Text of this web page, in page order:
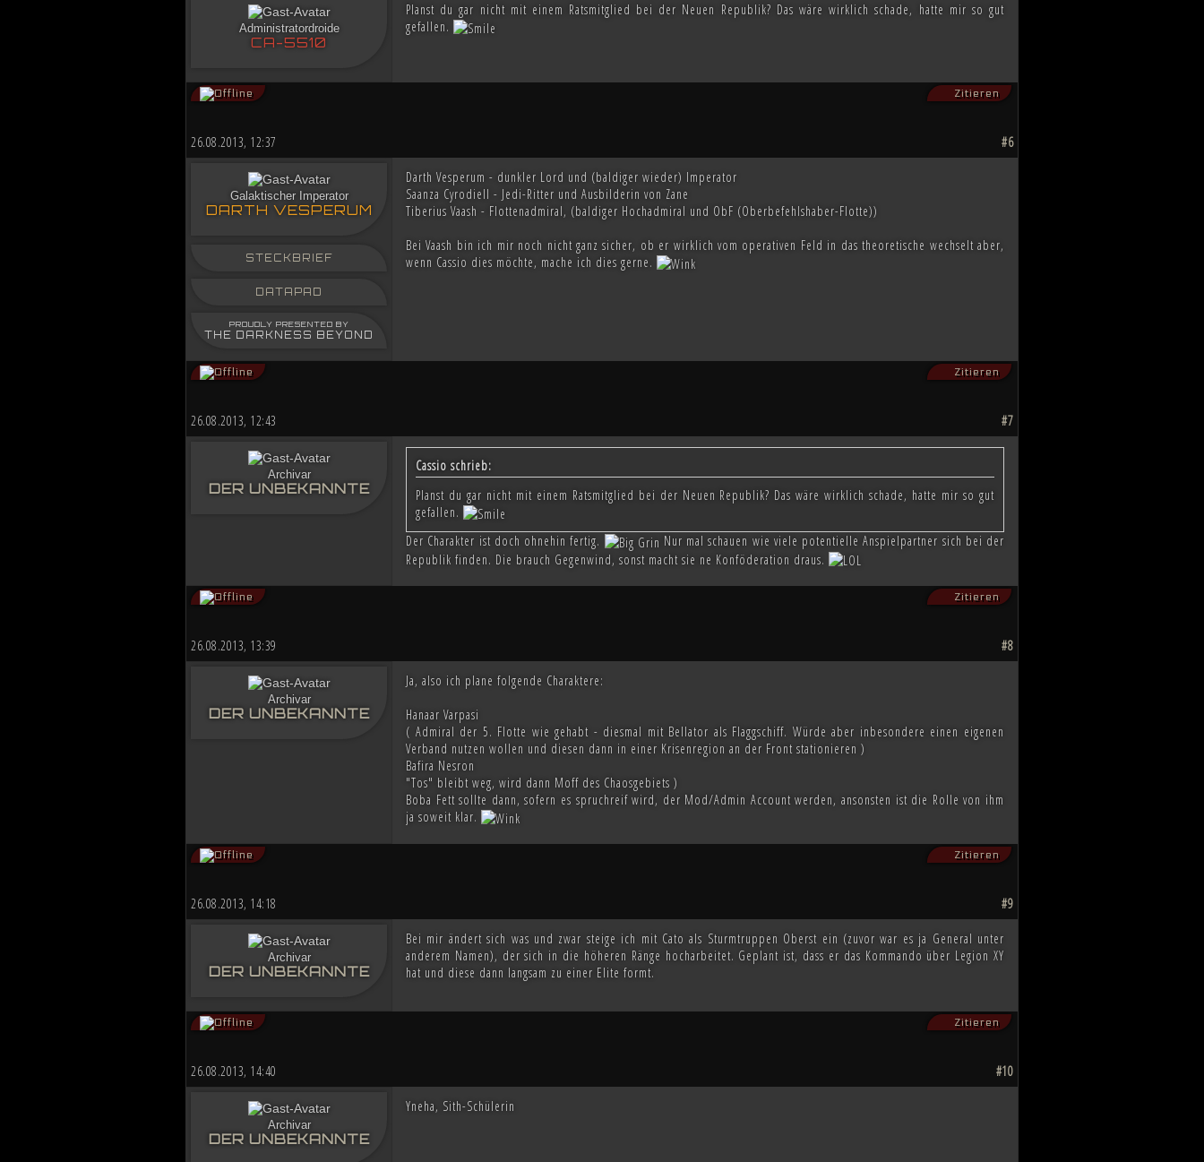
Administratordroide
CA-5510
Planst du gar nicht mit einem Ratsmitglied bei der Neuen Republik? Das wäre wirklich schade, hatte mir so gut
gefallen.
Zitieren
#6
26.08.2013, 12:37
Galaktischer Imperator
DARTH VESPERUM
STECKBRIEF
DATAPAD
PROUDLY PRESENTED BY
THE DARKNESS BEYOND
Darth Vesperum - dunkler Lord und (baldiger wieder) Imperator
Saanza Cyrodiell - Jedi-Ritter und Ausbilderin von Zane
Tiberius Vaash - Flottenadmiral, (baldiger Hochadmiral und ObF (Oberbefehlshaber-Flotte))
Bei Vaash bin ich mir noch nicht ganz sicher, ob er wirklich vom operativen Feld in das theoretische wechselt aber,
wenn Cassio dies möchte, mache ich dies gerne.
Zitieren
#7
26.08.2013, 12:43
Archivar
DER UNBEKANNTE
Cassio schrieb:
Planst du gar nicht mit einem Ratsmitglied bei der Neuen Republik? Das wäre wirklich schade, hatte mir so gut
gefallen.
Der Charakter ist doch ohnehin fertig.
Nur mal schauen wie viele potentielle Anspielpartner sich bei der
Republik finden. Die brauch Gegenwind, sonst macht sie ne Konföderation draus.
Zitieren
#8
26.08.2013, 13:39
Archivar
DER UNBEKANNTE
Ja, also ich plane folgende Charaktere:
Hanaar Varpasi
( Admiral der 5. Flotte wie gehabt - diesmal mit Bellator als Flaggschiff. Würde aber inbesondere einen eigenen
Verband nutzen wollen und diesen dann in einer Krisenregion an der Front stationieren )
Bafira Nesron
"Tos" bleibt weg, wird dann Moff des Chaosgebiets )
Boba Fett sollte dann, sofern es spruchreif wird, der Mod/Admin Account werden, ansonsten ist die Rolle von ihm
ja soweit klar.
Zitieren
#9
26.08.2013, 14:18
Archivar
DER UNBEKANNTE
Bei mir ändert sich was und zwar steige ich mit Cato als Sturmtruppen Oberst ein (zuvor war es ja General unter
anderem Namen), der sich in die höheren Ränge hocharbeitet. Geplant ist, dass er das Kommando über Legion XY
hat und diese dann langsam zu einer Elite formt.
Zitieren
#10
26.08.2013, 14:40
Archivar
DER UNBEKANNTE
Yneha, Sith-Schülerin